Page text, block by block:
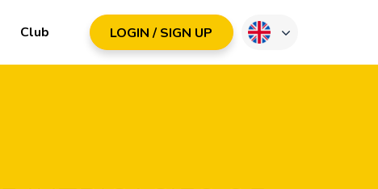
Club LOGIN / SIGN UP